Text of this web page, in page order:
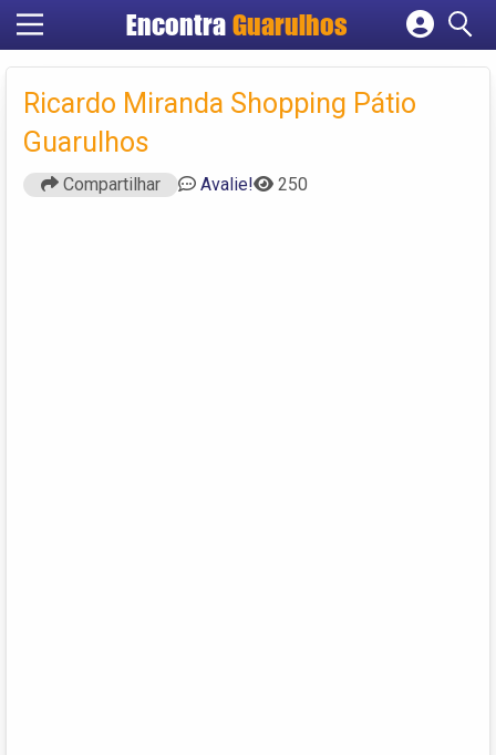
Encontra Guarulhos
Cadastrar empresa
Criar conta
Ricardo Miranda Shopping Pátio
Guarulhos
Compartilhar Avalie! 250